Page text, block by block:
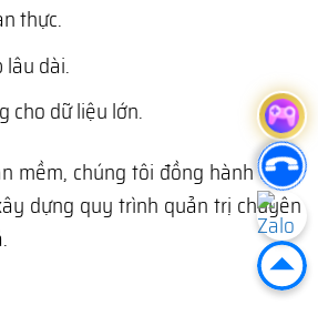
thực.
lâu dài.
cho dữ liệu lớn.
mềm, chúng tôi đồng hành cùng
dựng quy trình quản trị chuyên